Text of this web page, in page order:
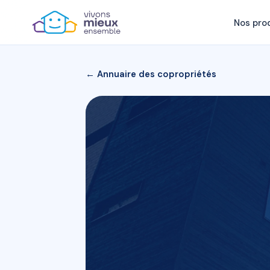
Nos
← Annuaire des copropriétés